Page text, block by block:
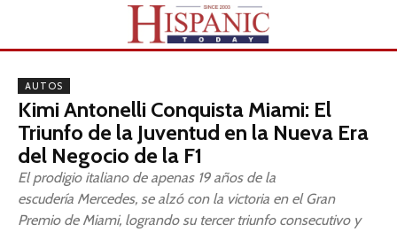
AUTOS
Kimi Antonelli Conquista Miami: El
Triunfo de la Juventud en la Nueva Era
del Negocio de la F1
El prodigio italiano de apenas 19 años de la
escudería Mercedes, se alzó con la victoria en el Gran
Premio de Miami, logrando su tercer triunfo consecutivo y